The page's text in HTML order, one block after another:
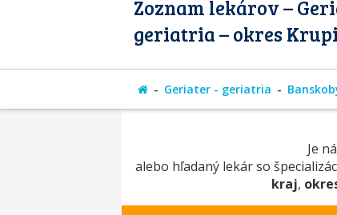
Zoznam lekárov –
geriatria – okres
Geriater - geriatria
Je
alebo hľadaný lekár so
kraj,